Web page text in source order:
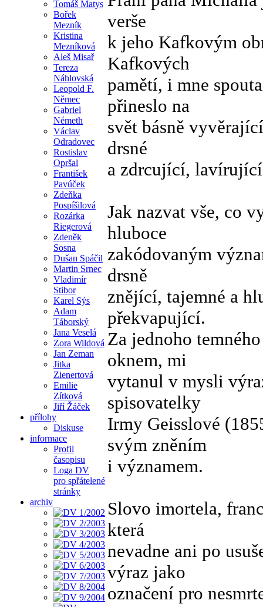
Tomáš Matys
Bořek
Mezník
Kristina
Mezníková
Aleš Misař
Tereza
Náhlovská
Leopold F.
Němec
Gabriel
Németh
Václav
Odradovec
Rostislav
Opršal
František
Pavúček
Zdeňka
Pospíšilová
Rozárka
Riegerová
Zdeněk
Sosna
Dušan Spáčil
Martin Srnec
Vladimír
Stibor
Karel Sýs
Adam
Táborský
Jana Veselá
Zora Wildová
Jan Zeman
Jitka
Zienertová
Emilie
Zítková
Jiří Žáček
přílohy
Diskuse
informace
Profil
časopisu
Loga DV
pro spřátelené
stránky
archiv
verše
k jeho Kafkovým
Kafkových
pamětí, i mne
přineslo na
svět básně
drsné
a zdrcující, lavírující
Jak nazvat vše, co
hluboce
zakódovaným
drsně
znějící, tajemné a
překvapující.
Za jednoho
oknem, mi
vytanul v mysli
spisovatelky
Irmy Geisslové
svým zněním
i významem.
Slovo imortela,
která
nevadne ani po
výraz jako
označení pro